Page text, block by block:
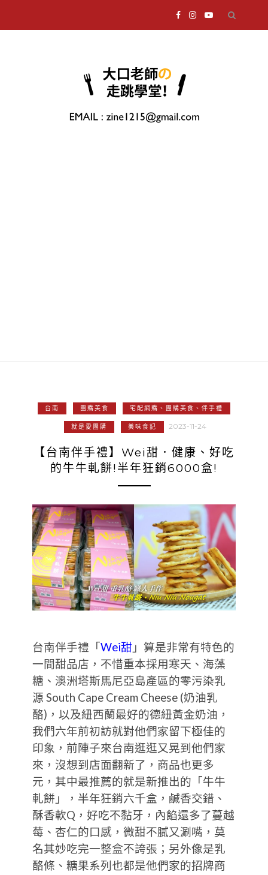
台南 團購美食 宅配網購、團購美食、伴手禮
就是愛團購 美味食記 2023-11-24
【台南伴手禮】Wei甜．健康、好吃
的牛牛軋餅!半年狂銷6000盒!
台南伴手禮「Wei甜 」算是非常有特色的
一間甜品店，不惜重本採用寒天、海藻
糖、澳洲塔斯馬尼亞島產區的零污染乳
源 South Cape Cream Cheese (奶油乳
酪)，以及紐西蘭最好的德紐黃金奶油，
我們六年前初訪就對他們家留下極佳的
印象，前陣子來台南逛逛又晃到他們家
來，沒想到店面翻新了，商品也更多
元，其中最推薦的就是新推出的「牛牛
軋餅」，半年狂銷六千盒，鹹香交錯、
酥香軟Q，好吃不黏牙，內餡還多了蔓越
莓、杏仁的口感，微甜不膩又涮嘴，莫
名其妙吃完一整盒不誇張；另外像是乳
酪條、糖果系列也都是他們家的招牌商